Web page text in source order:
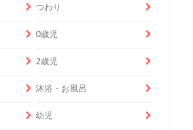
つわり
0歳児
2歳児
沐浴・お風呂
幼児